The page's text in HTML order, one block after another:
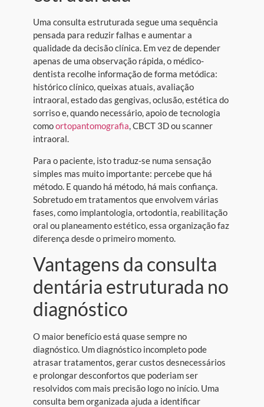
Uma consulta estruturada segue uma sequência
pensada para reduzir falhas e aumentar a
qualidade da decisão clínica. Em vez de depender
apenas de uma observação rápida, o médico-
dentista recolhe informação de forma metódica:
histórico clínico, queixas atuais, avaliação
intraoral, estado das gengivas, oclusão, estética do
sorriso e, quando necessário, apoio de tecnologia
comoortopantomografia, CBCT 3D ou scanner
intraoral.
Para o paciente, isto traduz-se numa sensação
simples mas muito importante: percebe que há
método. E quando há método, há mais confiança.
Sobretudo em tratamentos que envolvem várias
fases, como implantologia, ortodontia, reabilitação
oral ou planeamento estético, essa organização faz
diferença desde o primeiro momento.
Vantagens da consulta
dentária estruturada no
diagnóstico
O maior benefício está quase sempre no
diagnóstico. Um diagnóstico incompleto pode
atrasar tratamentos, gerar custos desnecessários
e prolongar desconfortos que poderiam ser
resolvidos com mais precisão logo no início. Uma
consulta bem organizada ajuda a identificar